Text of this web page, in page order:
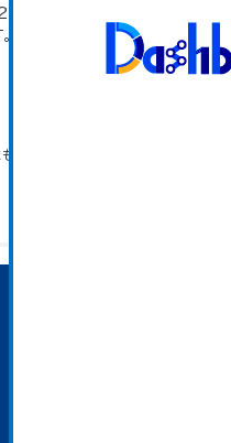
1 年齢（各歳）別・男女別
アクセス可能です